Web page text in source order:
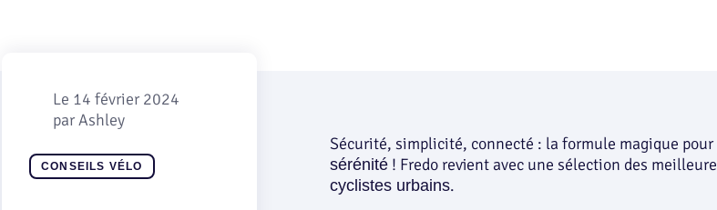
Sécurité, simplicité, connecté : la formule magique pour
sérénité ! Fredo revient avec une sélection des
cyclistes urbains.
Le 14 février 2024
parAshley
CONSEILS VÉLO